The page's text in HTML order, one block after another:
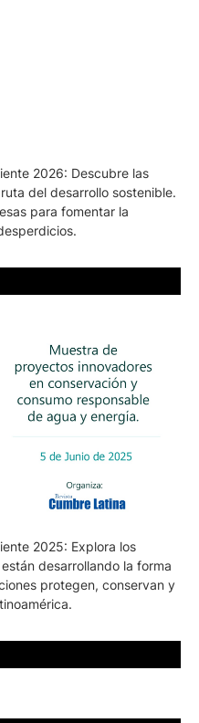
2026: Descubre las
del desarrollo sostenible.
para fomentar la
2025: Explora los
desarrollando la forma
protegen, conservan y